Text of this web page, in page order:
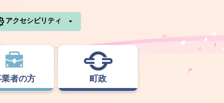
アクセシビリティ
者の方 町政